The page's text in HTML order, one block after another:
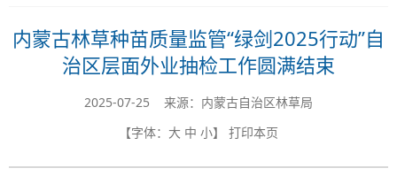
内蒙古林草种苗质量监管“绿剑2025行动”自
治区层面外业抽检工作圆满结束
2025-07-25 来源：内蒙古自治区林草局
【字体： 大 中 小】 打印本页